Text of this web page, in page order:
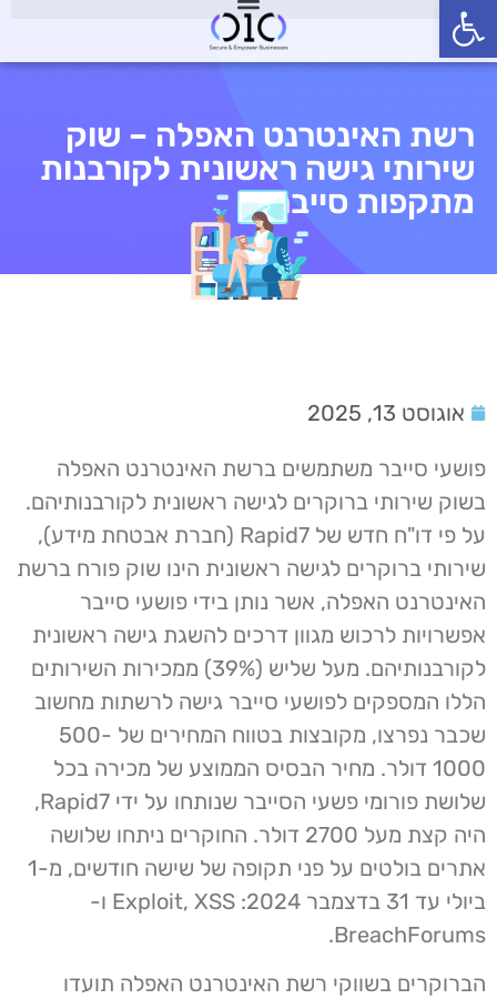
פתח סרגל נגישות
רשת האינטרנט האפלה – שוק
שירותי גישה ראשונית לקורבנות
מתקפות סייבר
אוגוסט 13, 2025
פושעי סייבר משתמשים ברשת האינטרנט האפלה
בשוק שירותי ברוקרים לגישה ראשונית לקורבנותיהם.
על פי דו"ח חדש של Rapid7 (חברת אבטחת מידע),
שירותי ברוקרים לגישה ראשונית הינו שוק פורח ברשת
האינטרנט האפלה, אשר נותן בידי פושעי סייבר
אפשרויות לרכוש מגוון דרכים להשגת גישה ראשונית
לקורבנותיהם. מעל שליש (39%) ממכירות השירותים
הללו המספקים לפושעי סייבר גישה לרשתות מחשוב
שכבר נפרצו, מקובצות בטווח המחירים של 500-
1000 דולר. מחיר הבסיס הממוצע של מכירה בכל
שלושת פורומי פשעי הסייבר שנותחו על ידי Rapid7,
היה קצת מעל 2700 דולר. החוקרים ניתחו שלושה
אתרים בולטים על פני תקופה של שישה חודשים, מ-1
ביולי עד 31 בדצמבר 2024: Exploit, XSS ו-
BreachForums.
הברוקרים בשווקי רשת האינטרנט האפלה תועדו